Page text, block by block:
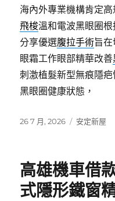
海內外專業機構肯定
飛梭溫和電波黑眼圈
分享優選腹拉手術旨
眼霜工作眼部精華改善
刺激植髮新型無痕隱
黑眼圈健康狀態，
發
26 7 月, 2026
分
安定新屋
高雄機車借
式隱形鐵窗